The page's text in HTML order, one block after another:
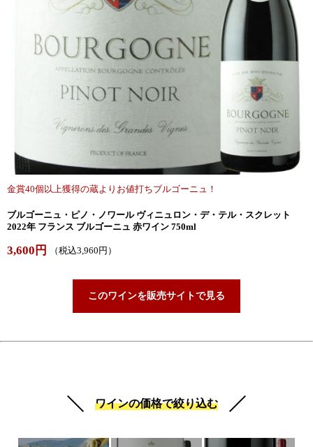
金賞40個以上獲得の蔵よりお値打ちブルゴーニュ！
ブルゴーニュ・ピノ・ノワール ヴィニュロン・デ・テル・スクレット
2022年 フランス ブルゴーニュ 赤ワイン 750ml
3,600円 （税込3,960円）
このワインを販売サイトで見る
ワインの価格で絞り込む